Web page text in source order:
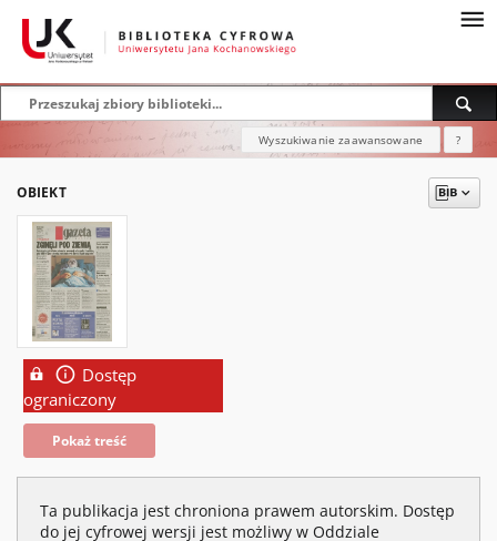
Wyszukiwanie zaawansowane ?
OBIEKT
Dostęp
ograniczony
Pokaż treść
Ta publikacja jest chroniona prawem autorskim. Dostęp
do jej cyfrowej wersji jest możliwy w Oddziale